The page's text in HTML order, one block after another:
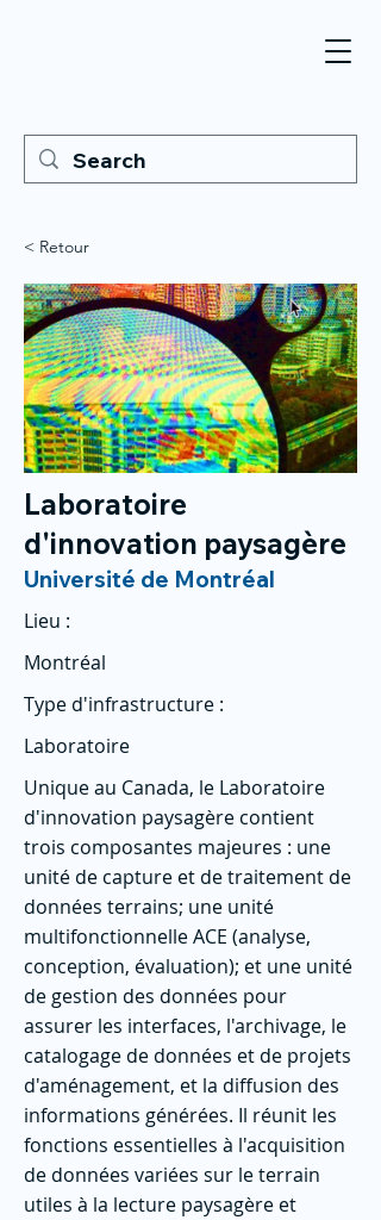
< Retour
Laboratoire
d'innovation paysagère
Université de Montréal
Lieu :
Montréal
Type d'infrastructure :
Laboratoire
Unique au Canada, le Laboratoire
d'innovation paysagère contient
trois composantes majeures : une
unité de capture et de traitement de
données terrains; une unité
multifonctionnelle ACE (analyse,
conception, évaluation); et une unité
de gestion des données pour
assurer les interfaces, l'archivage, le
catalogage de données et de projets
d'aménagement, et la diffusion des
informations générées. Il réunit les
fonctions essentielles à l'acquisition
de données variées sur le terrain
utiles à la lecture paysagère et